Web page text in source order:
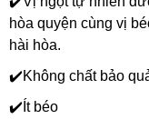
hòa quyện cùng vị
hài hòa.
✔️Không chất bảo
✔️Ít béo